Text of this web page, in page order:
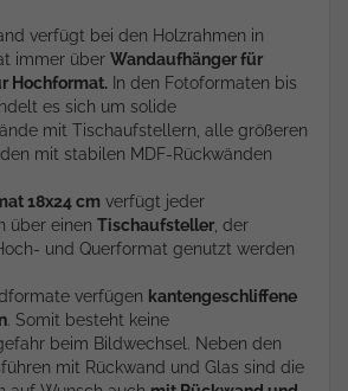
verfügt bei den Holzrahmen in
immer über Wandaufhänger für
Hochformat. In den Fotoformaten bis
es sich um solide
mit Tischaufstellern, alle größeren
mit stabilen MDF-Rückwänden
18x24 cm verfügt jeder
über einen Tischaufsteller , der
und Querformat genutzt werden
verfügen kantengeschliffene
. Somit besteht keine
beim Bildwechsel. Neben den
mit Rückwand und Glas sind die